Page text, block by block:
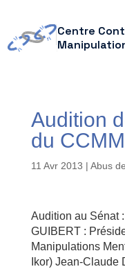
Centre
Audition
du CCMM
11 Avr 2013 | Abus
Audition au Sénat
GUIBERT :
Manipulations
Ikor) Jean-Claude